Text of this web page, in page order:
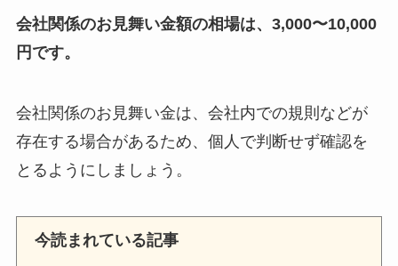
会社関係のお見舞い金額の相場は、3,000〜10,000
円です。
会社関係のお見舞い金は、会社内での規則などが
存在する場合があるため、個人で判断せず確認を
とるようにしましょう。
今読まれている記事